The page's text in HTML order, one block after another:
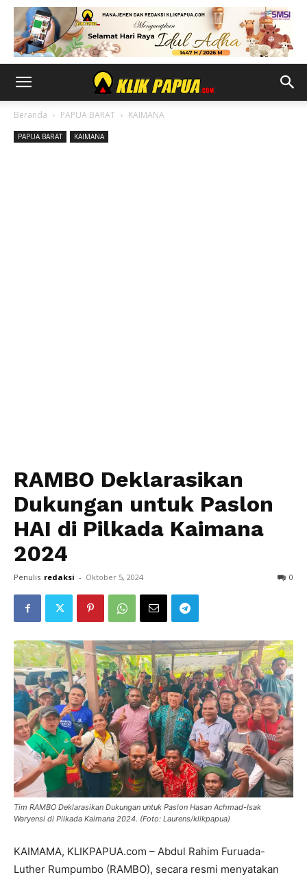
Beranda PAPUA BARAT KAIMANA
PAPUA BARAT KAIMANA
RAMBO Deklarasikan
Dukungan untuk Paslon
HAI di Pilkada Kaimana
2024
Penulis redaksi - Oktober 5, 2024 0
Tim RAMBO Deklarasikan Dukungan untuk Paslon Hasan Achmad-Isak
Waryensi di Pilkada Kaimana 2024. (Foto: Laurens/klikpapua)
KAIMAMA, KLIKPAPUA.com – Abdul Rahim Furuada-
Luther Rumpumbo (RAMBO), secara resmi menyatakan